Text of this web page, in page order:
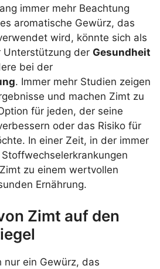
immer mehr Beachtung
aromatische Gewürz, das
wird, könnte sich als
Unterstützung der Gesundheit
bei der
. Immer mehr Studien zeigen
und machen Zimt zu
für jeden, der seine
oder das Risiko für
In einer Zeit, in der immer
zu einem wertvollen
Ernährung.
Zimt auf den
ein Gewürz, das